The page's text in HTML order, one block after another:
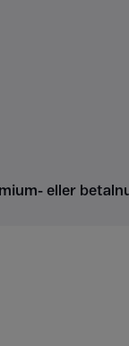
eller